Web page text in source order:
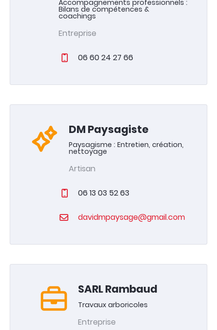
Accompagnements professionnels :
Bilans de compétences &
coachings
Entreprise
06 60 24 27 66
DM Paysagiste
Paysagisme : Entretien, création,
nettoyage
Artisan
06 13 03 52 63
davidmpaysage@gmail.com
SARL Rambaud
Travaux arboricoles
Entreprise